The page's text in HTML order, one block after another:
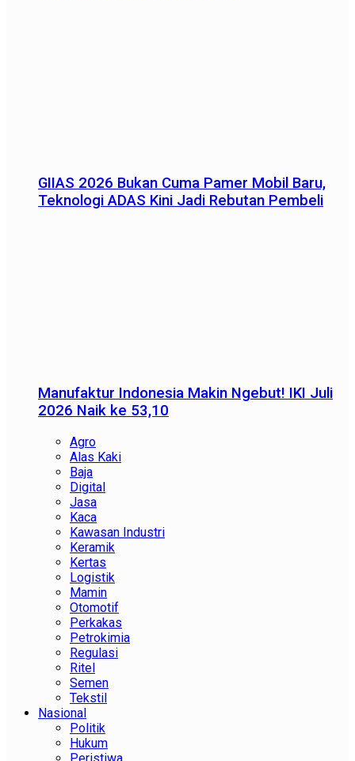
GIIAS 2026 Bukan Cuma Pamer Mobil Baru,
Teknologi ADAS Kini Jadi Rebutan Pembeli
Manufaktur Indonesia Makin Ngebut! IKI Juli
2026 Naik ke 53,10
Agro
Alas Kaki
Baja
Digital
Jasa
Kaca
Kawasan Industri
Keramik
Kertas
Logistik
Mamin
Otomotif
Perkakas
Petrokimia
Regulasi
Ritel
Semen
Tekstil
Nasional
Politik
Hukum